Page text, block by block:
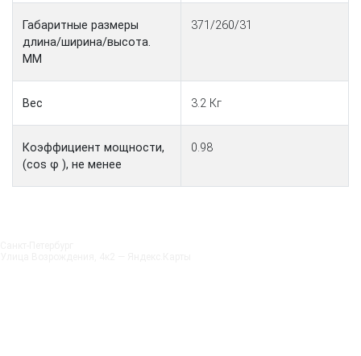
Габаритные размеры
длина/ширина/высота.
ММ
371/260/31
Вес 3.2 Кг
Коэффициент мощности,
(cos φ ), не менее
0.98